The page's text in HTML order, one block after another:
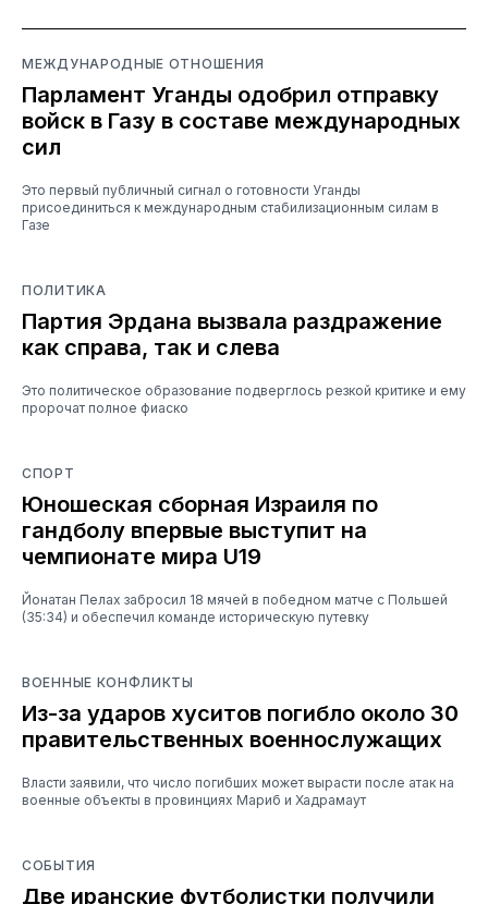
МЕЖДУНАРОДНЫЕ ОТНОШЕНИЯ
Парламент Уганды одобрил отправку
войск в Газу в составе международных
сил
Это первый публичный сигнал о готовности Уганды
присоединиться к международным стабилизационным силам в
Газе
ПОЛИТИКА
Партия Эрдана вызвала раздражение
как справа, так и слева
Это политическое образование подверглось резкой критике и ему
пророчат полное фиаско
СПОРТ
Юношеская сборная Израиля по
гандболу впервые выступит на
чемпионате мира U19
Йонатан Пелах забросил 18 мячей в победном матче с Польшей
(35:34) и обеспечил команде историческую путевку
ВОЕННЫЕ КОНФЛИКТЫ
Из-за ударов хуситов погибло около 30
правительственных военнослужащих
Власти заявили, что число погибших может вырасти после атак на
военные объекты в провинциях Мариб и Хадрамаут
СОБЫТИЯ
Две иранские футболистки получили